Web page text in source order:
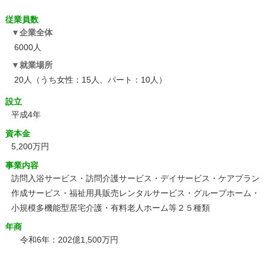
従業員数
企業全体
6000人
就業場所
20人（うち女性：15人、パート：10人）
設立
平成4年
資本金
5,200万円
事業内容
訪問入浴サービス・訪問介護サービス・デイサービス・ケアプラン
作成サービス・福祉用具販売レンタルサービス・グループホーム・
小規模多機能型居宅介護・有料老人ホーム等２５種類
年商
令和6年：202億1,500万円